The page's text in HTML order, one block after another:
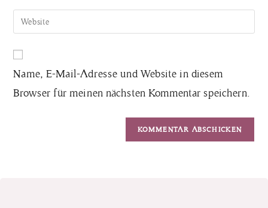
Name, E-Mail-Adresse und Website in diesem
Browser für meinen nächsten Kommentar speichern.